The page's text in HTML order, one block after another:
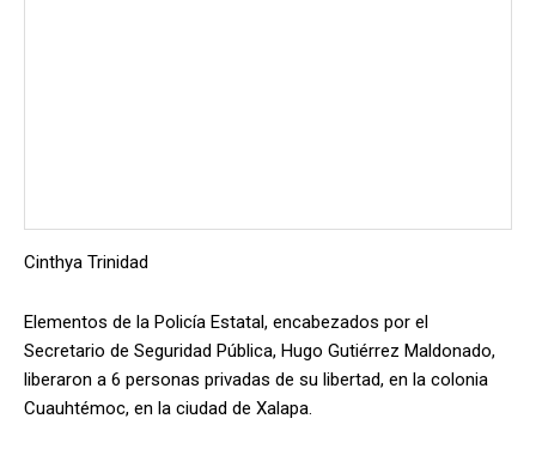
Cinthya Trinidad
Elementos de la Policía Estatal, encabezados por el
Secretario de Seguridad Pública, Hugo Gutiérrez Maldonado,
liberaron a 6 personas privadas de su libertad, en la colonia
Cuauhtémoc, en la ciudad de Xalapa.